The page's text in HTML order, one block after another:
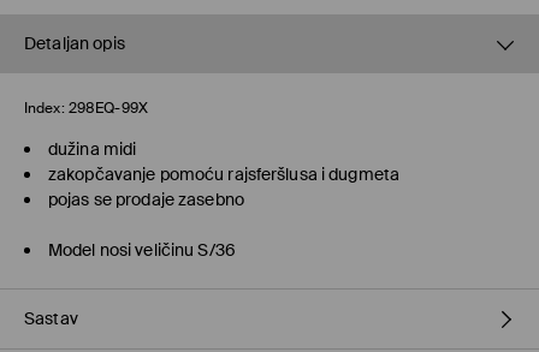
Detaljan opis
Index: 298EQ-99X
dužina midi
zakopčavanje pomoću rajsferšlusa i dugmeta
pojas se prodaje zasebno
Model nosi veličinu S/36
Sastav